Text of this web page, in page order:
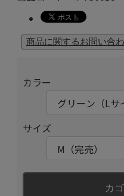
カラー
サイズ